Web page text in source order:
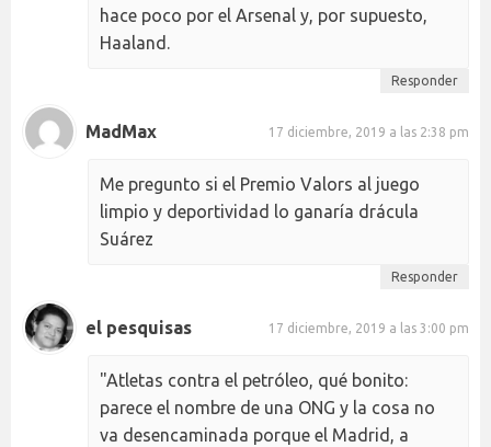
hace poco por el Arsenal y, por supuesto,
Haaland.
Responder
MadMax 17 diciembre, 2019 a las 2:38 pm
Me pregunto si el Premio Valors al juego
limpio y deportividad lo ganaría drácula
Suárez
Responder
el pesquisas 17 diciembre, 2019 a las 3:00 pm
"Atletas contra el petróleo, qué bonito:
parece el nombre de una ONG y la cosa no
va desencaminada porque el Madrid, a